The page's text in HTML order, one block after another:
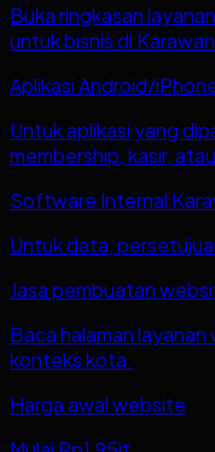
Buka ringkasan
untuk bisnis di
Aplikasi Android/
Untuk aplikasi yang
membership, kasir,
Software Internal
Untuk data,
Jasa pembuatan
Baca halaman
konteks kota.
Harga awal website